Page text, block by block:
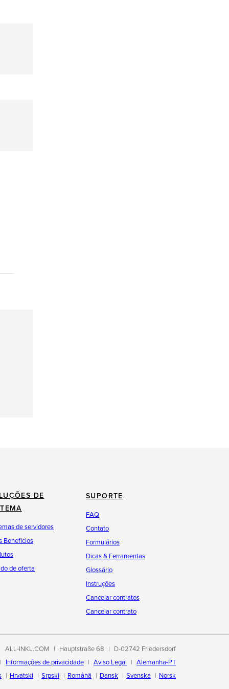
DE
de servidores
Benefícios
de oferta
SUPORTE
FAQ
Contato
Formulários
Dicas & Ferramentas
Glossário
Instruções
Cancelar contratos
Cancelar contrato
ALL-INKL.COM Hauptstraße 68
D-02742 Friedersdorf
Informações de privacidade
Aviso Legal
Alemanha-PT
Hrvatski Srpski Română Dansk Svenska Norsk